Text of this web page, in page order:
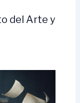
del Arte y